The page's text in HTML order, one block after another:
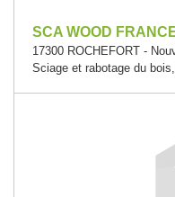
SCA WOOD
17300 ROCHEFORT -
Sciage et rabotage du